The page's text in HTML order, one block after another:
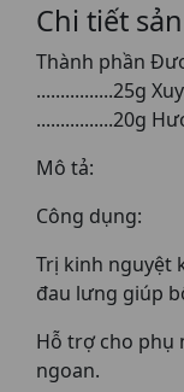
Chi tiết
Thành phần
................25g
................20g
Mô tả:
Công dụng:
Trị kinh nguyệt
đau lưng giúp
Hỗ trợ cho phụ
ngoan.